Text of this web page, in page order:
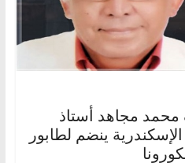
أشرف محمد مجاهد أستاذ
ينضم لطابور